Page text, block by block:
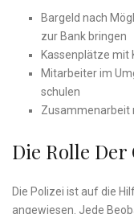
Bargeld nach
zur Bank bringen
Kassenplätze mit
Mitarbeiter im
schulen
Zusammenarbeit
Die Rolle
Die Polizei ist auf die
angewiesen. Jede